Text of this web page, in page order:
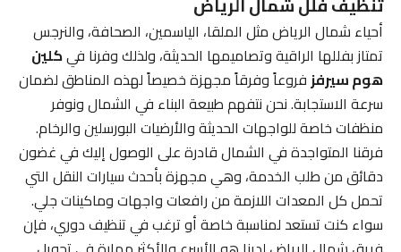
أحياء شمال الرياض مثل الملقا، الياسمين، الصحافة، والنرجس
تمتاز بفللها الراقية وتصاميمها الحديثة، ولذلك وفرنا فيكلين
هوم سيرفزفروعاً وفرقاً مجهزة خصيصاً لهذه المناطق لضمان
سرعة الاستجابة. نحن نتفهم طبيعة البناء في الشمال ونوفر
منظفات خاصة للواجهات الحديثة والأرضيات البورسلين والرخام.
فرقنا المتواجدة في الشمال قادرة على الوصول إليك في غضون
دقائق من طلب الخدمة، وهي مجهزة بأحدث سيارات النقل التي
تحمل كل المعدات اللازمة من رافعات واجهات وماكينات جلي.
سواء كنت تستعد لمناسبة خاصة أو ترغب في تنظيف دوري، فإن